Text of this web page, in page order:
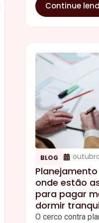
Continue
BLOG
onde estão
para pagar
dormir
O cerco contra